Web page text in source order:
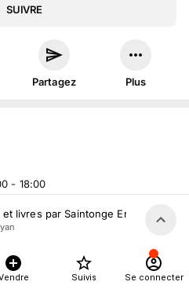
SUIVRE
Partagez Plus
- 18:00
parSaintonge Enchères
Poincaré, 17200 Royan,
livres par Saintonge Enchères le
Suivis Se connecter